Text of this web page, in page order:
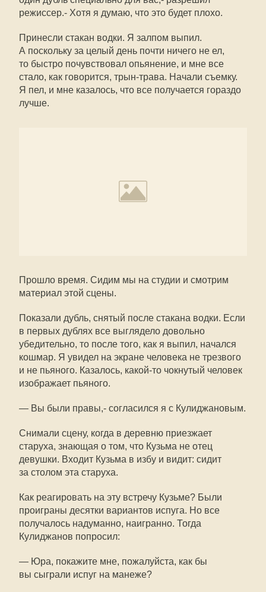
режиссер.- Хотя я думаю, что это будет плохо.
Принесли стакан водки. Я залпом выпил.
А поскольку за целый день почти ничего не ел,
то быстро почувствовал опьянение, и мне все
стало, как говорится, трын-трава. Начали съемку.
Я пел, и мне казалось, что все получается гораздо
лучше.
Прошло время. Сидим мы на студии и смотрим
материал этой сцены.
Показали дубль, снятый после стакана водки. Если
в первых дублях все выглядело довольно
убедительно, то после того, как я выпил, начался
кошмар. Я увидел на экране человека не трезвого
и не пьяного. Казалось, какой-то чокнутый человек
изображает пьяного.
— Вы были правы,- согласился я с Кулиджановым.
Снимали сцену, когда в деревню приезжает
старуха, знающая о том, что Кузьма не отец
девушки. Входит Кузьма в избу и видит: сидит
за столом эта старуха.
Как реагировать на эту встречу Кузьме? Были
проиграны десятки вариантов испуга. Но все
получалось надуманно, наигранно. Тогда
Кулиджанов попросил:
— Юра, покажите мне, пожалуйста, как бы
вы сыграли испуг на манеже?